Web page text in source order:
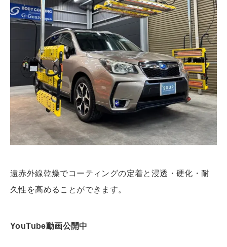
遠赤外線乾燥でコーティングの定着と浸透・硬化・耐
久性を高めることができます。
YouTube動画公開中